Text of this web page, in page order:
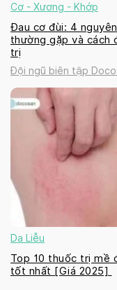
Cơ - Xương - Khớp
Đau cơ đùi: 4
thường gặp và cách
trị
Đội ngũ biên tập
Da Liễu
Top 10 thuốc trị mề
tốt nhất [Giá 2025]